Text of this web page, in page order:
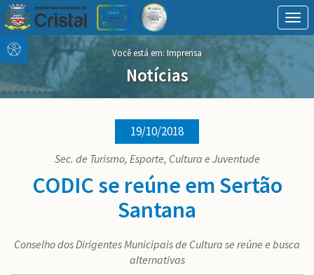
Conteúdo
Menu
conteúdo
do
menu
Você está em: Imprensa
Notícias
19/10/2018
Sec. de Turismo, Esporte, Cultura e Juventude
CODIC se reúne em Sertão
Santana
Conselho dos Dirigentes Municipais de Cultura se reúne e busca
alternativas